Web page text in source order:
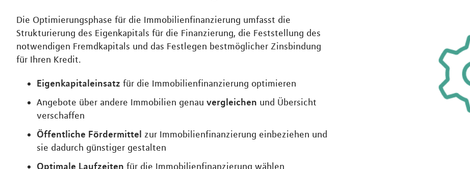
Die Optimierungsphase für die Immobilienfinanzierung umfasst die
Strukturierung des Eigenkapitals für die Finanzierung, die Feststellung des
notwendigen Fremdkapitals und das Festlegen bestmöglicher Zinsbindung
für Ihren Kredit.
Eigenkapitaleinsatz für die Immobilienfinanzierung optimieren
Angebote über andere Immobilien genau vergleichen und Übersicht
verschaffen
Öffentliche Fördermittel zur Immobilienfinanzierung einbeziehen und
sie dadurch günstiger gestalten
Optimale Laufzeiten für die Immobilienfinanzierung wählen